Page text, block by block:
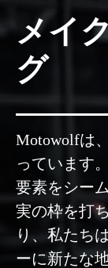
メイ
グ
Motowolfは
っています
要素をシー
実の枠を打
り、私たち
ーに新たな